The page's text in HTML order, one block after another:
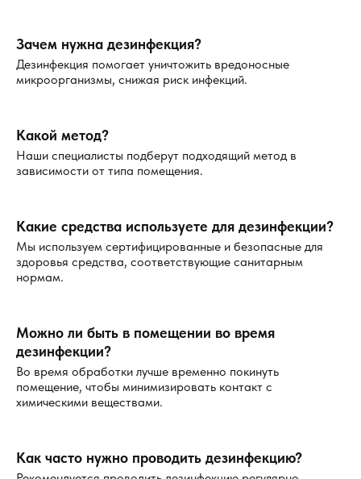
Круглосуточная работа— наши специалисты
готовы выехать на объект в любое время дня и
ночи. Вы можете позвонить нам в любой момент, и
Безопасность и профессионализм
проводятся с соблюдением строгих санитарных
норм и с применением сертифицированных средств.
после первой обработки, мы повторно проведём
работу.
Акции и скидки— для постоянных клиентов и
крупных заказов мы предлагаем выгодные условия
персональные данные надёжно защищены нашей
политикой конфиденциальности.
Специализация в различных сферах
организациями. Дезодорация может быть необходима в
разных ситуациях:
Зачем нужна дезинфекция?
Дезинфекция помогает уничтожить вредоносные
микроорганизмы, снижая риск инфекций.
Какой метод?
Наши специалисты подберут подходящий метод в
зависимости от типа помещения.
Какие средства используете для дезинфекции?
Мы используем сертифицированные и безопасные для
здоровья средства, соответствующие санитарным
нормам.
Можно ли быть в помещении во время
дезинфекции?
Во время обработки лучше временно покинуть
помещение, чтобы минимизировать контакт с
химическими веществами.
Как часто нужно проводить дезинфекцию?